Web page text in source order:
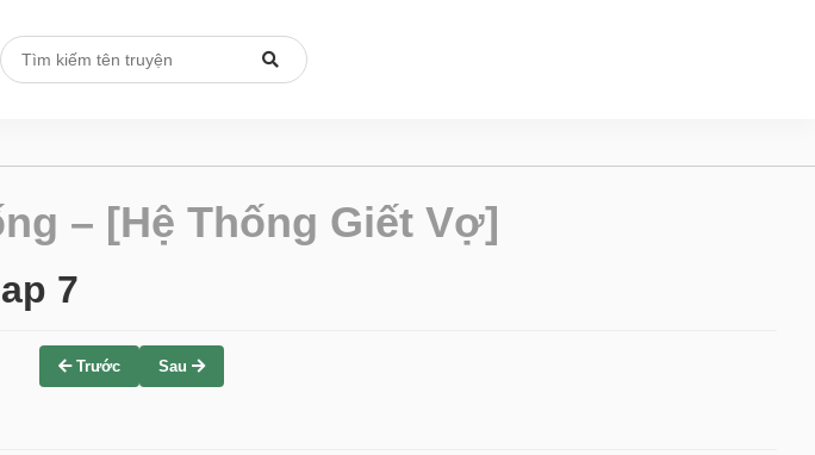
– [Hệ Thống Giết Vợ]
7
Trước Sau